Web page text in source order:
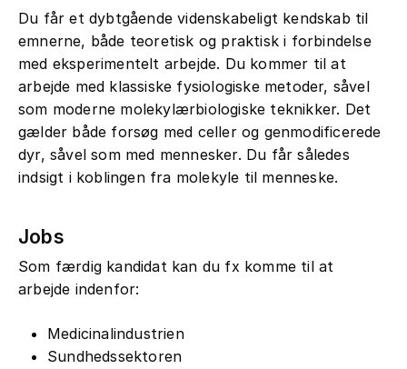
Du får et dybtgående videnskabeligt kendskab til
emnerne, både teoretisk og praktisk i forbindelse
med eksperimentelt arbejde. Du kommer til at
arbejde med klassiske fysiologiske metoder, såvel
som moderne molekylærbiologiske teknikker. Det
gælder både forsøg med celler og genmodificerede
dyr, såvel som med mennesker. Du får således
indsigt i koblingen fra molekyle til menneske.
Jobs
Som færdig kandidat kan du fx komme til at
arbejde indenfor:
Medicinalindustrien
Sundhedssektoren